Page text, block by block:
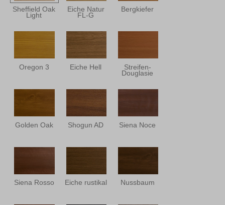
Sheffield Oak
Light
Eiche Natur
FL-G
Bergkiefer
Oregon 3 Eiche Hell Streifen-
Douglasie
Golden Oak Shogun AD Siena Noce
Siena Rosso Eiche rustikal Nussbaum